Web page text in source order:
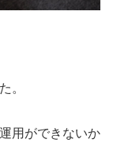
。
用ができないか